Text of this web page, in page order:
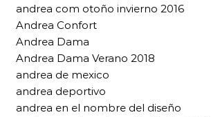
andrea com otoño invierno 2016
Andrea Confort
Andrea Dama
Andrea Dama Verano 2018
andrea de mexico
andrea deportivo
andrea en el nombre del diseño